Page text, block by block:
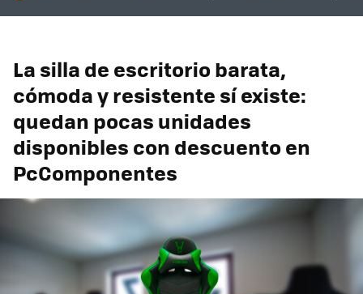
La silla de escritorio barata,
cómoda y resistente sí existe:
quedan pocas unidades
disponibles con descuento en
PcComponentes